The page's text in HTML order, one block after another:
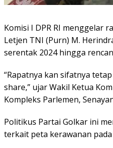
Komisi I DPR RI menggelar
Letjen TNI (Purn) M.
serentak 2024 hingga
“Rapatnya kan sifatnya
share,” ujar Wakil Ketua
Kompleks Parlemen,
Politikus Partai Golkar ini
terkait peta kerawanan pada